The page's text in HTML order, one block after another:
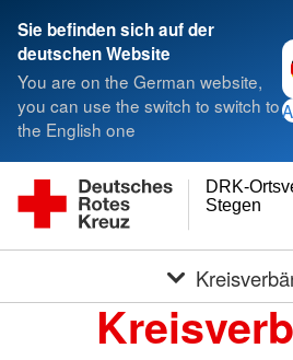
Sie befinden sich auf der
deutschen Website
You are on the German website,
you can use the switch to switch to
the English one
Stegen
DRK-